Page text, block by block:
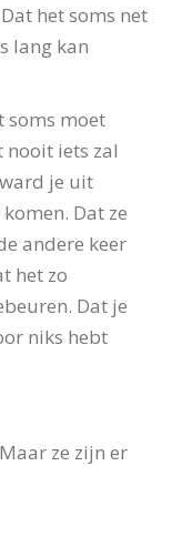
het soms net
lang kan
soms moet
nooit iets zal
je uit
Dat ze
andere keer
het zo
Dat je
niks hebt
ze zijn er